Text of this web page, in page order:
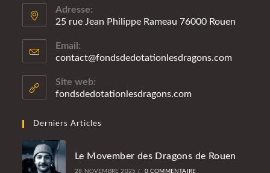
Adresse:
25 rue Jean Philippe Rameau 76000 Rouen
Email:
contact@fondsdedotationlesdragons.comS’ouvre
Site web:
fondsdedotationlesdragons.com
Derniers Articles
Le Movember des Dragons de Rouen
28 NOVEMBRE 2025 / 0 COMMENTAIRE